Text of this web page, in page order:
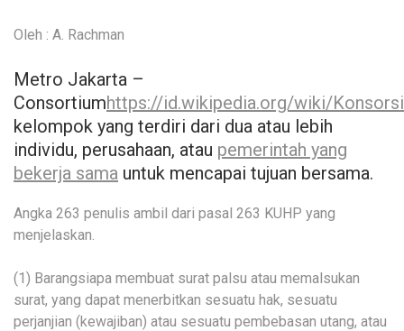
Oleh : A. Rachman
Metro Jakarta –
Consortiumhttps://id.wikipedia.org/wiki/
kelompok yang terdiri dari dua atau lebih
individu, perusahaan, atau pemerintah yang
bekerja sama untuk mencapai tujuan bersama.
Angka 263 penulis ambil dari pasal 263 KUHP yang
menjelaskan.
(1) Barangsiapa membuat surat palsu atau memalsukan
surat, yang dapat menerbitkan sesuatu hak, sesuatu
perjanjian (kewajiban) atau sesuatu pembebasan utang, atau